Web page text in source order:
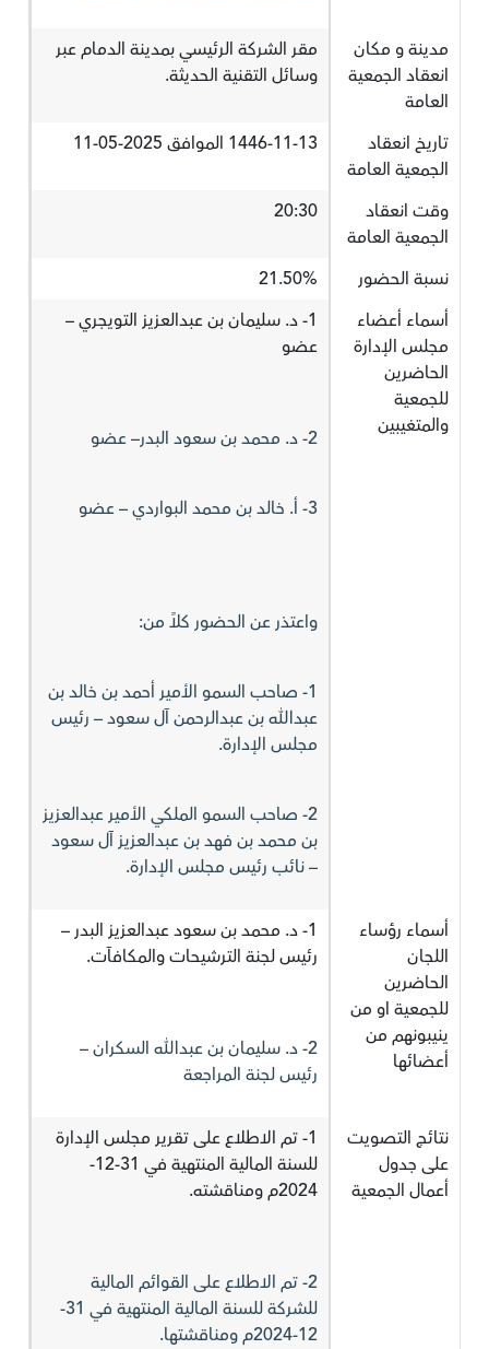
مدينة و مكان
انعقاد الجمعية
العامة
مقر الشركة الرئيسي بمدينة الدمام عبر
وسائل التقنية الحديثة.
تاريخ انعقاد
الجمعية العامة
1446-11-13 الموافق 2025-05-11
وقت انعقاد
الجمعية العامة
20:30
نسبة الحضور
21.50%
أسماء أعضاء
مجلس الإدارة
الحاضرين
للجمعية
والمتغيبين
1- د. سليمان بن عبدالعزيز التويجري –
عضو
2- د. محمد بن سعود البدر– عضو
3- أ. خالد بن محمد البواردي – عضو
واعتذر عن الحضور كلاً من:
1- صاحب السمو الأمير أحمد بن خالد بن
عبدالله بن عبدالرحمن آل سعود – رئيس
مجلس الإدارة.
2- صاحب السمو الملكي الأمير عبدالعزيز
بن محمد بن فهد بن عبدالعزيز آل سعود
– نائب رئيس مجلس الإدارة.
أسماء رؤساء
اللجان
الحاضرين
للجمعية او من
ينيبونهم من
أعضائها
1- د. محمد بن سعود عبدالعزيز البدر –
رئيس لجنة الترشيحات والمكافآت.
2- د. سليمان بن عبدالله السكران –
رئيس لجنة المراجعة
نتائج التصويت
على جدول
أعمال الجمعية
1- تم الاطلاع على تقرير مجلس الإدارة
للسنة المالية المنتهية في 31-12-
2024م ومناقشته.
2- تم الاطلاع على القوائم المالية
للشركة للسنة المالية المنتهية في 31-
12-2024م ومناقشتها.